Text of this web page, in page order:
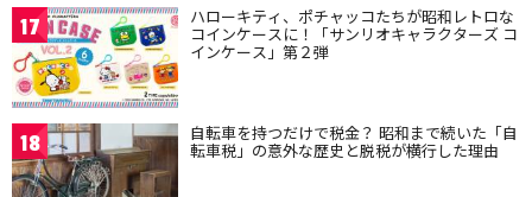
17 ハローキティ、ポチャッコたちが昭和レトロな
コインケースに！「サンリオキャラクターズ コ
インケース」第２弾
18 自転車を持つだけで税金？ 昭和まで続いた「自
転車税」の意外な歴史と脱税が横行した理由